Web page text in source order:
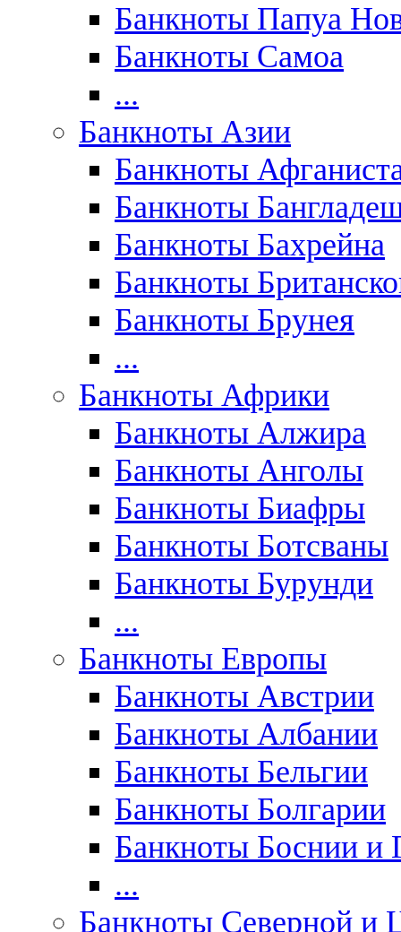
Банкноты Папуа
Банкноты Самоа
...
Банкноты Азии
Банкноты
Банкноты
Банкноты Бахрейна
Банкноты
Банкноты Брунея
...
Банкноты Африки
Банкноты Алжира
Банкноты Анголы
Банкноты Биафры
Банкноты Ботсваны
Банкноты Бурунди
...
Банкноты Европы
Банкноты Австрии
Банкноты Албании
Банкноты Бельгии
Банкноты Болгарии
Банкноты Боснии и
...
Банкноты Северной и